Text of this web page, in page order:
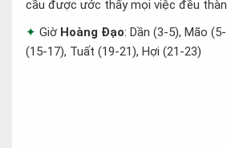
cầu được ước thấy mọi việc đều
Giờ Hoàng Đạo: Dần (3-5), Mão
(15-17), Tuất (19-21), Hợi (21-23)